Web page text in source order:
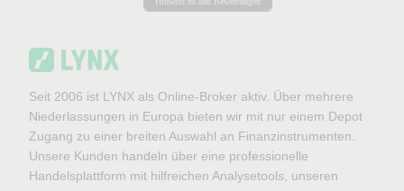
Seit 2006 ist LYNX als Online-Broker aktiv. Über mehrere
Niederlassungen in Europa bieten wir mit nur einem Depot
Zugang zu einer breiten Auswahl an Finanzinstrumenten.
Unsere Kunden handeln über eine professionelle
Handelsplattform mit hilfreichen Analysetools, unseren